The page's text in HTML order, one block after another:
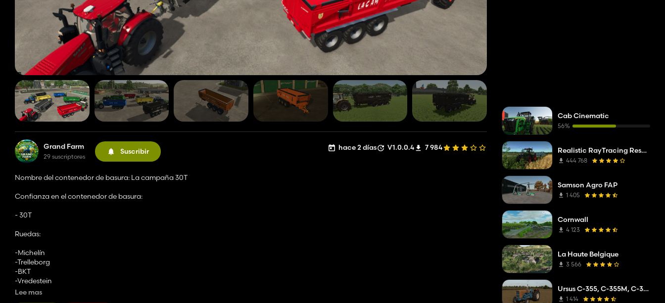
Grand Farm
29 suscriptores
Suscribir hace 2 días V1.0.0.4 7 984
Nombre del contenedor de basura: La campaña 30T
Confianza en el contenedor de basura:
- 30T
Ruedas:
-Michelín
-Trelleborg
-BKT
-Vredestein
-lagarto
Lee mas
Cab Cinematic
56%
Realistic RayTracing Reshade Preset
444 768
Samson Agro FAP
1 405
Cornwall
4 123
La Haute Belgique
3 566
Ursus C-355, C-355M, C-360
1 414